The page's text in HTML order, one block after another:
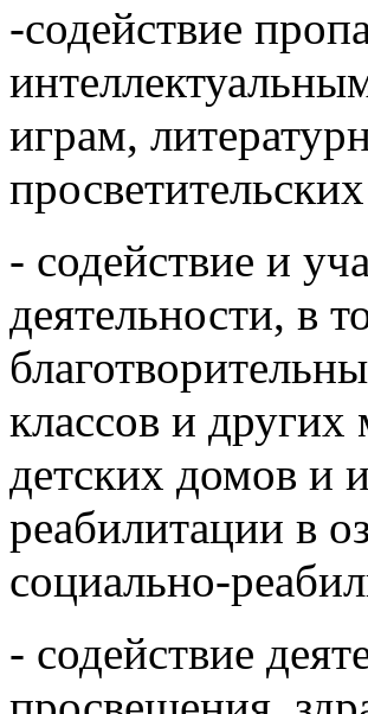
-содействие
играм,
- содействие и
деятельности, в
классов и
детских домов и
реабилитации в
социально-
- содействие